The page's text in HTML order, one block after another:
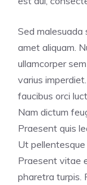
Sed malesuada
amet aliquam.
ullamcorper
varius
faucibus orci
Nam dictum
Praesent quis
Ut pellentesque
Praesent vitae
pharetra turpis.